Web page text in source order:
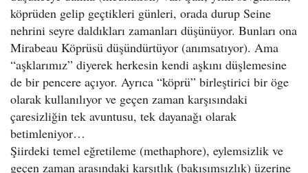
köprüden gelip geçtikleri günleri, orada durup Seine
nehrini seyre daldıkları zamanları düşünüyor. Bunları ona
Mirabeau Köprüsü düşündürtüyor (anımsatıyor). Ama
“aşklarımız” diyerek herkesin kendi aşkını düşlemesine
de bir pencere açıyor. Ayrıca “köprü” birleştirici bir öge
olarak kullanılıyor ve geçen zaman karşısındaki
çaresizliğin tek avuntusu, tek dayanağı olarak
betimleniyor…
Şiirdeki temel eğretileme (methaphore), eylemsizlik ve
geçen zaman arasındaki karşıtlık (bakışımsızlık) üzerine